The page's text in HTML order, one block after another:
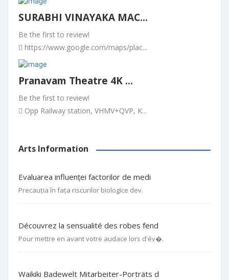
SURABHI VINAYAKA MAC...
Be the first to review!
https://www.google.com/maps/plac...
Pranavam Theatre 4K ...
Be the first to review!
Opp Railway station, VHMV+QVP, K...
Arts Information
Evaluarea influenței factorilor de medi
Precauția în fața riscurilor biologice dev.
Découvrez la sensualité des robes fend
Pour mettre en avant votre audace lors d'év�.
Waikiki Badewelt Mitarbeiter-Porträts d